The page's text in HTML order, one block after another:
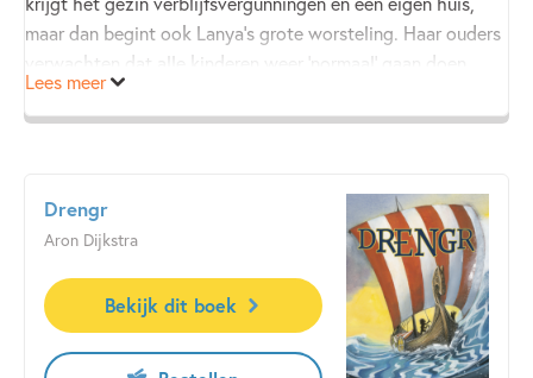
maar dan begint ook Lanya’s grote worsteling. Haar ouders
verwachten dat alle kinderen weer ‘normaal’ gaan doen.
Normaal, net als vroeger in Irak. Maar dat kan Lanya niet
meer, want zij wil haar eigen leven leiden. Om
Het is een spannend en aangrijpend verhaal over een
ongelooflijk dapper meisje, dat hard bij de lezer
binnenkomt.
Lees meer
Drengr
Aron Dijkstra
Bekijk dit boek